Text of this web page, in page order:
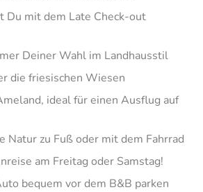
Du mit dem Late Check-out
Deiner Wahl im Landhausstil
die friesischen Wiesen
ideal für einen Ausflug auf
Natur zu Fuß oder mit dem Fahrrad
am Freitag oder Samstag!
bequem vor dem B&B parken